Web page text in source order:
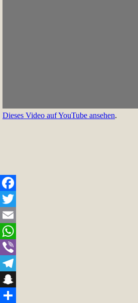
Dieses Video auf YouTube ansehen.
Facebook
Twitter
Email
WhatsApp
Viber
Telegram
Snapchat